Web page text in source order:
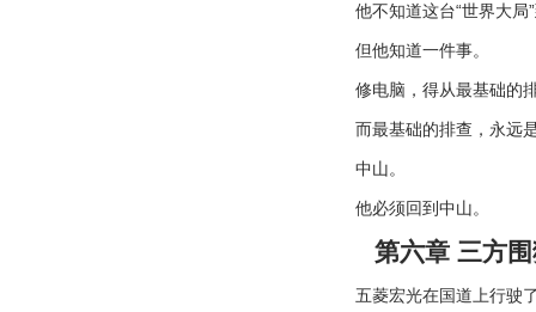
他不知道这台“世界大局”
但他知道一件事。
修电脑，得从最基础的
而最基础的排查，永远
中山。
他必须回到中山。
第六章 三方
五菱宏光在国道上行驶